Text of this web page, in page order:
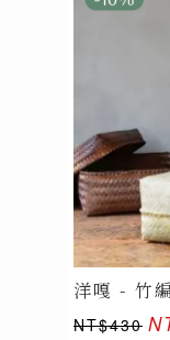
洋嘎 - 竹
NT$430